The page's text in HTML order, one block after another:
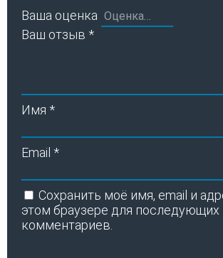
Ваша оценка
Ваш отзыв *
Имя *
Email *
Сохранить моё имя, email и
этом браузере для последующих
комментариев.